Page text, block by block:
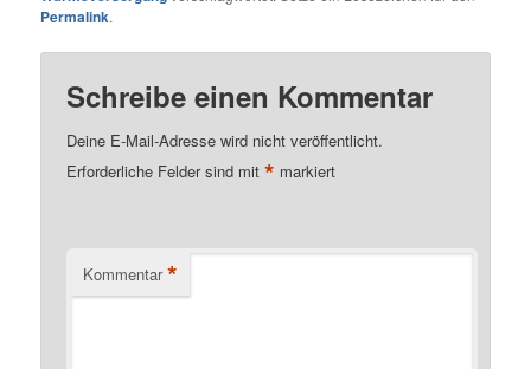
Permalink.
Schreibe einen Kommentar
Deine E-Mail-Adresse wird nicht veröffentlicht.
Erforderliche Felder sind mit* markiert
Kommentar *